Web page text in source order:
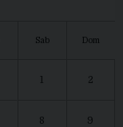
Sab Dom
2
8 9